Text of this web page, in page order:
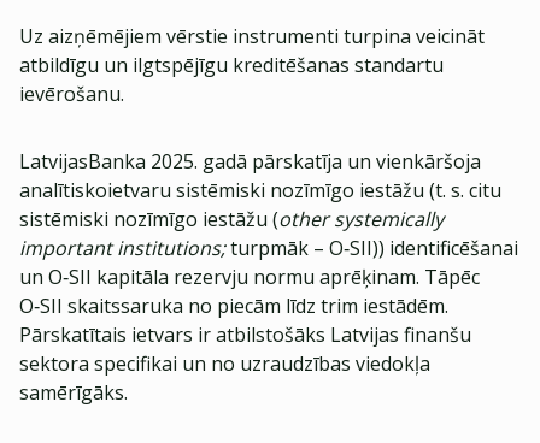
Uz aizņēmējiem vērstie instrumenti turpina veicināt
atbildīgu un ilgtspējīgu kreditēšanas standartu
ievērošanu.
LatvijasBanka 2025. gadā pārskatīja un vienkāršoja
analītiskoietvaru sistēmiski nozīmīgo iestāžu (t. s. citu
sistēmiski nozīmīgo iestāžu (other systemically
important institutions;turpmāk – O‑SII)) identificēšanai
un O‑SII kapitāla rezervju normu aprēķinam. Tāpēc
O‑SII skaitssaruka no piecām līdz trim iestādēm.
Pārskatītais ietvars ir atbilstošāks Latvijas finanšu
sektora specifikai un no uzraudzības viedokļa
samērīgāks.